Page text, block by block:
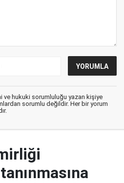
ve hukuki sorumluluğu yazan kişiye
sorumlu değildir. Her bir yorum